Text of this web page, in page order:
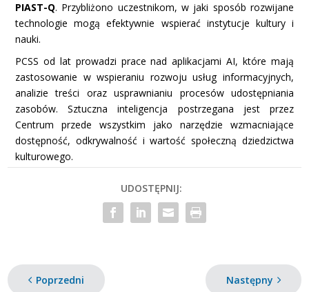
PIAST-Q. Przybliżono uczestnikom, w jaki sposób rozwijane
technologie mogą efektywnie wspierać instytucje kultury i
nauki.
PCSS od lat prowadzi prace nad aplikacjami AI, które mają
zastosowanie w wspieraniu rozwoju usług informacyjnych,
analizie treści oraz usprawnianiu procesów udostępniania
zasobów. Sztuczna inteligencja postrzegana jest przez
Centrum przede wszystkim jako narzędzie wzmacniające
dostępność, odkrywalność i wartość społeczną dziedzictwa
kulturowego.
UDOSTĘPNIJ:
Poprzedni Następny